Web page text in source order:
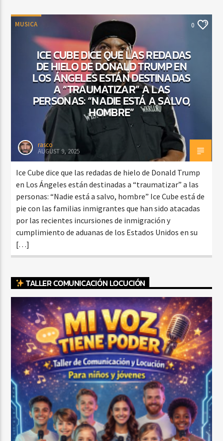
MUSICA 0
ICE CUBE DICE QUE LAS REDADAS
DE HIELO DE DONALD TRUMP EN
LOS ÁNGELES ESTÁN DESTINADAS
A “TRAUMATIZAR” A LAS
PERSONAS: “NADIE ESTÁ A SALVO,
HOMBRE”
rasco
AUGUST 9, 2025
Ice Cube dice que las redadas de hielo de Donald Trump
en Los Ángeles están destinadas a “traumatizar” a las
personas: “Nadie está a salvo, hombre” Ice Cube está de
pie con las familias inmigrantes que han sido atacadas
por las recientes incursiones de inmigración y
cumplimiento de aduanas de los Estados Unidos en su
[…]
TALLER COMUNICACIÓN LOCUCIÓN